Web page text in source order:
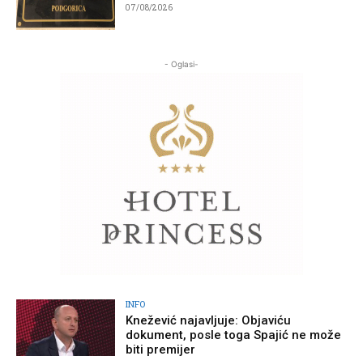
07/08/2026
- Oglasi-
INFO
Knežević najavljuje: Objaviću
dokument, posle toga Spajić ne može
biti premijer